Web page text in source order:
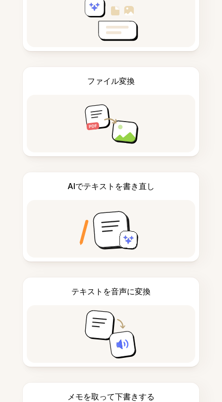
ファイル変換
AIでテキストを書き直し
テキストを音声に変換
メモを取って下書きする